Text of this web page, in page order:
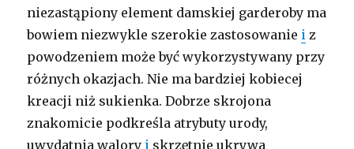
niezastąpiony element damskiej garderoby ma
bowiem niezwykle szerokie zastosowanie i z
powodzeniem może być wykorzystywany przy
różnych okazjach. Nie ma bardziej kobiecej
kreacji niż sukienka. Dobrze skrojona
znakomicie podkreśla atrybuty urody,
uwydatnia walory i skrzętnie ukrywa